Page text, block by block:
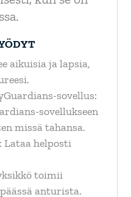
aikuisia ja lapsia,
sovellus:
sovellukseen
missä tahansa.
Lataa helposti
toimii
anturista.